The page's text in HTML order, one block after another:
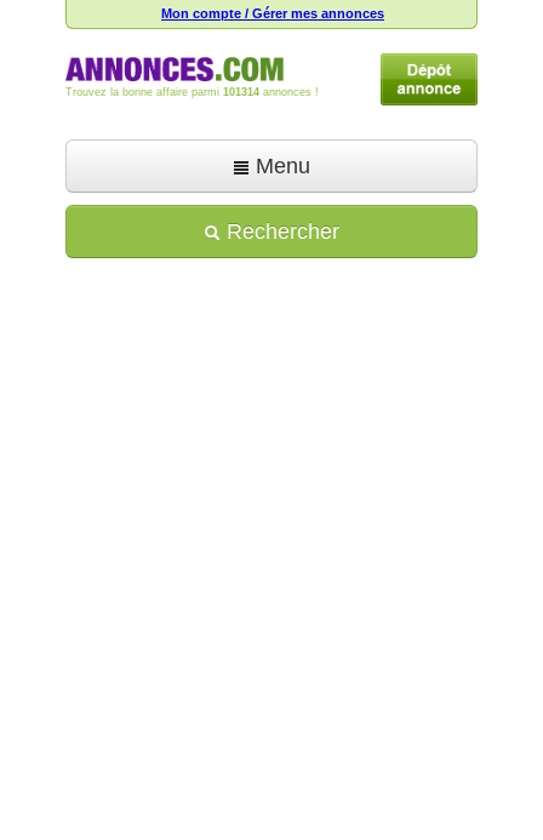
Mon compte / Gérer mes annonces
Trouvez la bonne affaire parmi 101314 annonces !
Menu
Déposer une annonce
Rechercher